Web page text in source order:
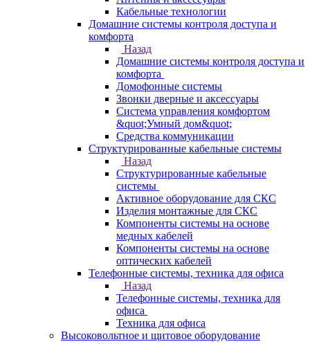
Кабельные технологии
Домашние системы контроля доступа и
комфорта
Назад
Домашние системы контроля доступа и
комфорта
Домофонные системы
Звонки дверные и аксессуары
Система управления комфортом
&quot;Умный дом&quot;
Средства коммуникации
Структурированные кабельные системы
Назад
Структурированные кабельные
системы
Активное оборудование для СКС
Изделия монтажные для СКС
Компоненты системы на основе
медных кабелей
Компоненты системы на основе
оптических кабелей
Телефонные системы, техника для офиса
Назад
Телефонные системы, техника для
офиса
Техника для офиса
Высоковольтное и щитовое оборудование